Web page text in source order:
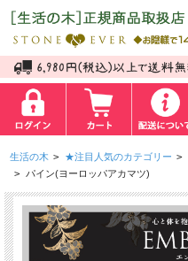
生活の木 > ★注目人気のカテゴリー >
> パイン(ヨーロッパアカマツ)